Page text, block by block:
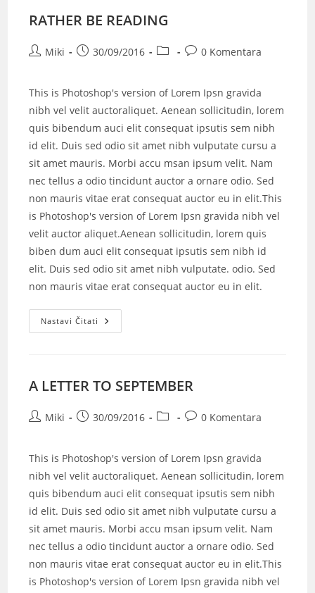
RATHER BE READING
Miki 30/09/2016 0 Komentara
This is Photoshop's version of Lorem Ipsn gravida
nibh vel velit auctoraliquet. Aenean sollicitudin, lorem
quis bibendum auci elit consequat ipsutis sem nibh
id elit. Duis sed odio sit amet nibh vulputate cursu a
sit amet mauris. Morbi accu msan ipsum velit. Nam
nec tellus a odio tincidunt auctor a ornare odio. Sed
non mauris vitae erat consequat auctor eu in elit.This
is Photoshop's version of Lorem Ipsn gravida nibh vel
velit auctor aliquet.Aenean sollicitudin, lorem quis
biben dum auci elit consequat ipsutis sem nibh id
elit. Duis sed odio sit amet nibh vulputate. odio. Sed
non mauris vitae erat consequat auctor eu in elit.
Nastavi Čitati
A LETTER TO SEPTEMBER
Miki 30/09/2016 0 Komentara
This is Photoshop's version of Lorem Ipsn gravida
nibh vel velit auctoraliquet. Aenean sollicitudin, lorem
quis bibendum auci elit consequat ipsutis sem nibh
id elit. Duis sed odio sit amet nibh vulputate cursu a
sit amet mauris. Morbi accu msan ipsum velit. Nam
nec tellus a odio tincidunt auctor a ornare odio. Sed
non mauris vitae erat consequat auctor eu in elit.This
is Photoshop's version of Lorem Ipsn gravida nibh vel